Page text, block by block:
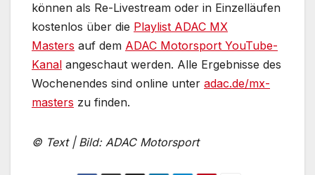
können als Re-Livestream oder in Einzelläufen
kostenlos über die Playlist ADAC MX
Masters auf dem ADAC Motorsport YouTube-
Kanal angeschaut werden. Alle Ergebnisse des
Wochenendes sind online unter adac.de/mx-
masters zu finden.
© Text | Bild: ADAC Motorsport